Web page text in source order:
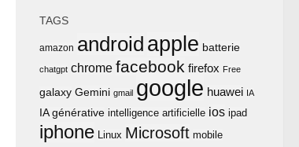
TAGS
amazon android apple batterie
chatgpt chrome facebook firefox Free
galaxy Gemini gmail google huawei IA
IA générative intelligence artificielle ios ipad
iphone Linux Microsoft mobile